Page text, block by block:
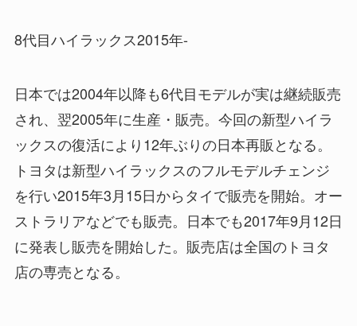
8代目ハイラックス2015年-
日本では2004年以降も6代目モデルが実は継続販売
され、翌2005年に生産・販売。今回の新型ハイラ
ックスの復活により12年ぶりの日本再販となる。
トヨタは新型ハイラックスのフルモデルチェンジ
を行い2015年3月15日からタイで販売を開始。オー
ストラリアなどでも販売。日本でも2017年9月12日
に発表し販売を開始した。販売店は全国のトヨタ
店の専売となる。